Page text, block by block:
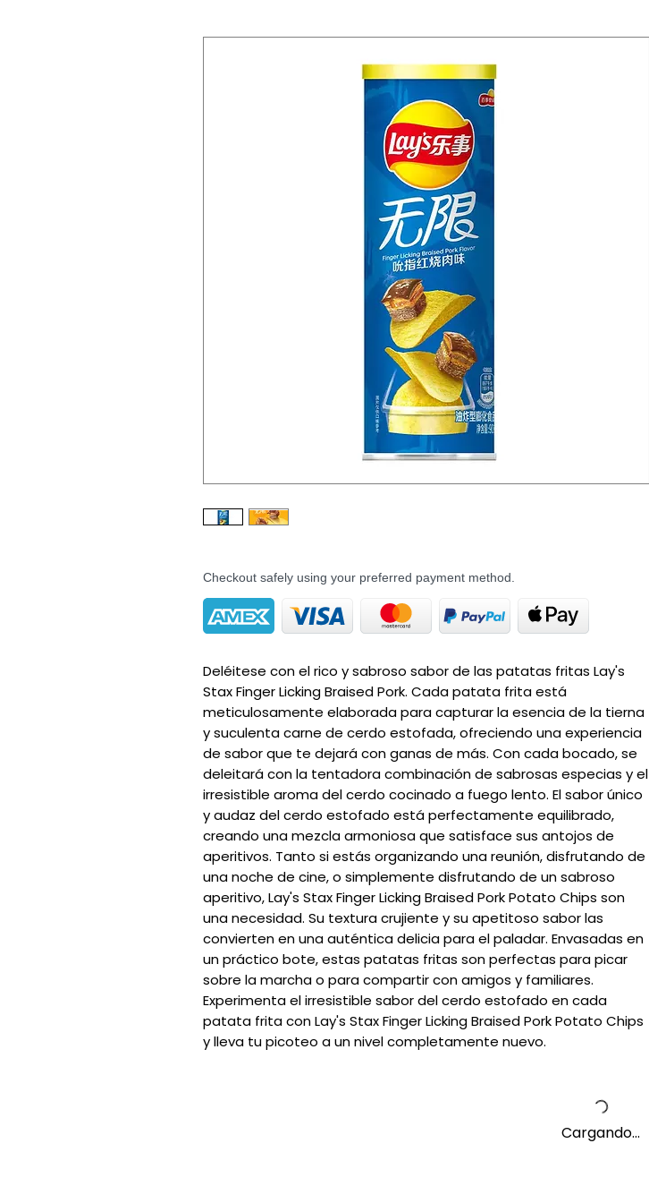
Checkout safely using your preferred payment method.
Deléitese con el rico y sabroso sabor de las patatas fritas Lay's
Stax Finger Licking Braised Pork. Cada patata frita está
meticulosamente elaborada para capturar la esencia de la tierna
y suculenta carne de cerdo estofada, ofreciendo una experiencia
de sabor que te dejará con ganas de más. Con cada bocado, se
deleitará con la tentadora combinación de sabrosas especias y el
irresistible aroma del cerdo cocinado a fuego lento. El sabor único
y audaz del cerdo estofado está perfectamente equilibrado,
creando una mezcla armoniosa que satisface sus antojos de
aperitivos. Tanto si estás organizando una reunión, disfrutando de
una noche de cine, o simplemente disfrutando de un sabroso
aperitivo, Lay's Stax Finger Licking Braised Pork Potato Chips son
una necesidad. Su textura crujiente y su apetitoso sabor las
convierten en una auténtica delicia para el paladar. Envasadas en
un práctico bote, estas patatas fritas son perfectas para picar
sobre la marcha o para compartir con amigos y familiares.
Experimenta el irresistible sabor del cerdo estofado en cada
patata frita con Lay's Stax Finger Licking Braised Pork Potato Chips
y lleva tu picoteo a un nivel completamente nuevo.
Cargando...